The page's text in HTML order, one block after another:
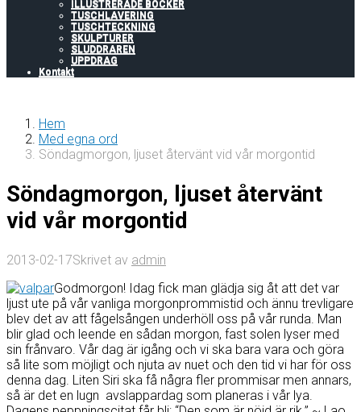
ILLUSTRERADE BÖCKER
TUSCHLAVERING
TUSCHTECKNING
SKULPTURER
SLUDDRAREN
UPPDRAG
Kontakt
Hem
Med egna ord
Söndagmorgon, ljuset återvänt vid vår morgontid
Söndagmorgon, ljuset återvänt
vid vår morgontid
2013-02-17Skrivet av admin
Godmorgon! Idag fick man glädja sig åt att det var
ljust ute på vår vanliga morgonprommistid och ännu trevligare
blev det av att fågelsången underhöll oss på vår runda. Man
blir glad och leende en sådan morgon, fast solen lyser med
sin frånvaro. Vår dag är igång och vi ska bara vara och göra
så lite som möjligt och njuta av nuet och den tid vi har för oss
denna dag. Liten Siri ska få några fler prommisar men annars,
så är det en lugn avslappardag som planeras i vår lya.